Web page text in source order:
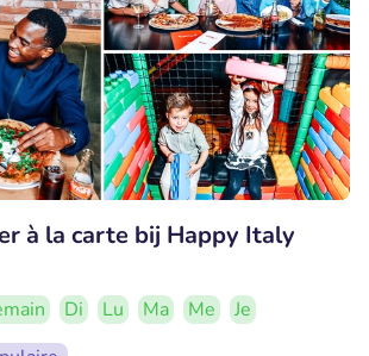
à la carte bij Happy Italy
Di Lu Ma Me
Je